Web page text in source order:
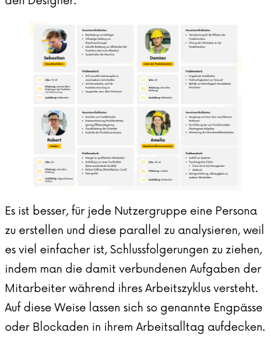
Es ist besser, für jede Nutzergruppe eine Persona
zu erstellen und diese parallel zu analysieren, weil
es viel einfacher ist, Schlussfolgerungen zu ziehen,
indem man die damit verbundenen Aufgaben der
Mitarbeiter während ihres Arbeitszyklus versteht.
Auf diese Weise lassen sich so genannte Engpässe
oder Blockaden in ihrem Arbeitsalltag aufdecken.